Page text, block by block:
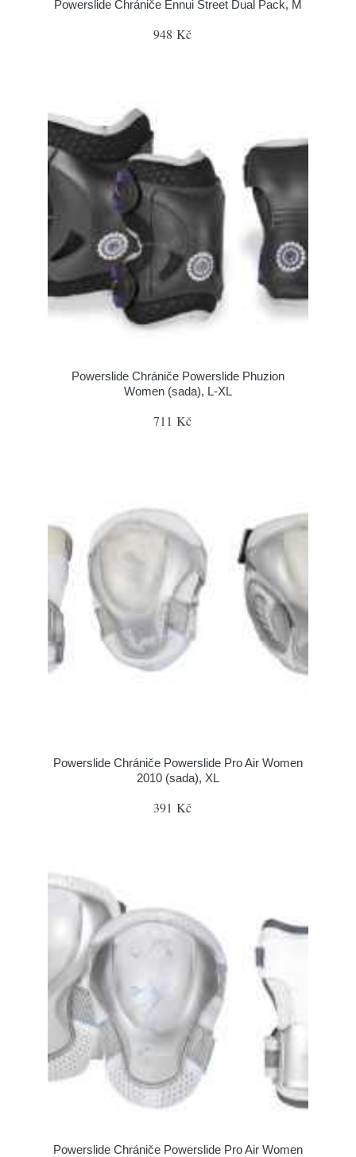
Powerslide Chrániče Ennui Street Dual Pack, M
948 Kč
Powerslide Chrániče Powerslide Phuzion
Women (sada), L-XL
711 Kč
Powerslide Chrániče Powerslide Pro Air Women
2010 (sada), XL
391 Kč
Powerslide Chrániče Powerslide Pro Air Women